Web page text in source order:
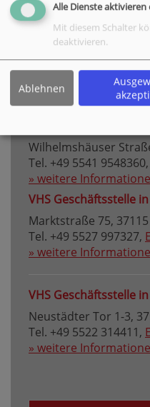
VHS
Tel. +49 551 4952-0,E-
» weitere
Wilhelmshäuser
Tel. +49 5541 9548360,
» weitere
VHS Geschäftsstelle
Marktstraße 75,
Tel. +49 5527 997327,
» weitere
VHS Geschäftsstelle
Neustädter Tor 1-3,
Tel. +49 5522 314411,
» weitere
Alle Dienste
Mit diesem Schalter
deaktivieren.
Ablehnen